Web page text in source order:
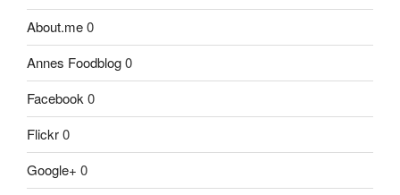
About.me0
Annes Foodblog0
Facebook0
Flickr0
Google+ 0